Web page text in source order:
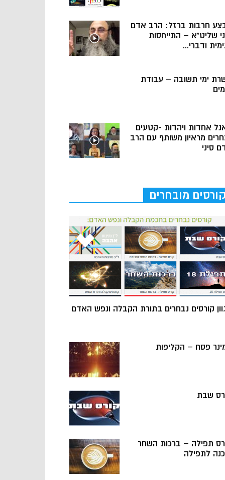
חרבות ברזל: הרב אדם
שליט”א – התייחסות
ודברי...
ימי תשובה – עבודת
אחדות ויהדות -קטעים
מראיון משותף עם הרב
סיני
קורסים מובחרים
קורסים נבחרים בתורת הקבלה ונפש האדם
פסח – הקליפות
שבת
תפילה – ברכות השחר
לתפילה